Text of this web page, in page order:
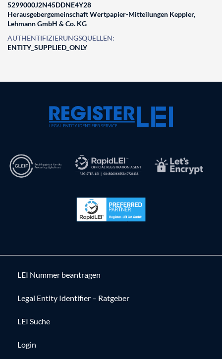
5299000J2N45DDNE4Y28
Herausgebergemeinschaft Wertpapier-Mitteilungen Keppler,
Lehmann GmbH & Co. KG
AUTHENTIFIZIERUNGSQUELLEN:
ENTITY_SUPPLIED_ONLY
LEI Nummer beantragen
Legal Entity Identifier – Ratgeber
LEI Suche
Login